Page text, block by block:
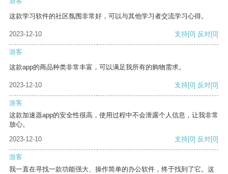
这款学习软件的社区氛围非常好，可以与其他学习者交流学习心得。
2023-12-10 支持[0] 反对[0]
游客
这款app的商品种类非常丰富，可以满足我所有的购物需求。
2023-12-10 支持[0] 反对[0]
游客
这款加速器app的安全性很高，使用过程中不会泄露个人信息，让我非常
放心。
2023-12-10
支持[0] 反对[0]
游客
我一直在寻找一款功能强大、操作简单的办公软件，终于找到了它。这